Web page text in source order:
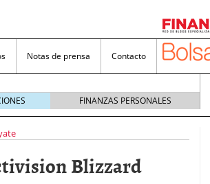
Notas de prensa Contacto
FINANZAS PERSONALES
Blizzard